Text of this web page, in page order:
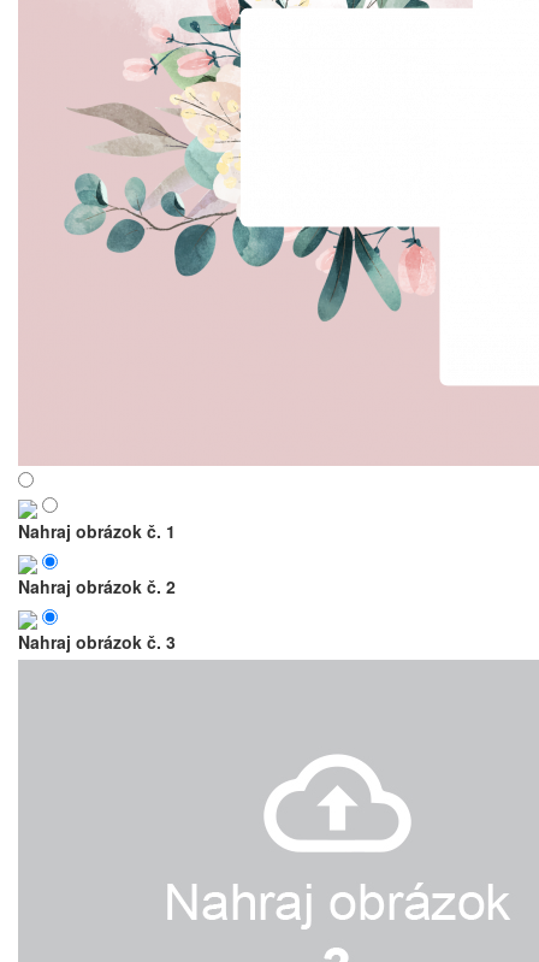
Nahraj obrázok č. 1
Nahraj obrázok č. 2
Nahraj obrázok č. 3